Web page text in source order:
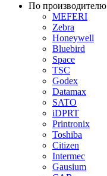
По производителю
MEFERI
Zebra
Honeywell
Bluebird
Space
TSC
Godex
Datamax
SATO
iDPRT
Printronix
Toshiba
Citizen
Intermec
Gausium